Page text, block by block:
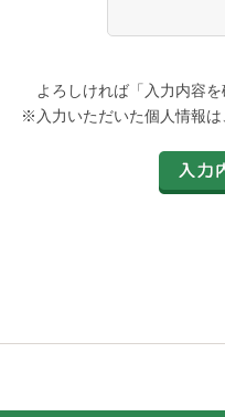
よろしければ「入力内容
※入力いただいた個人情報